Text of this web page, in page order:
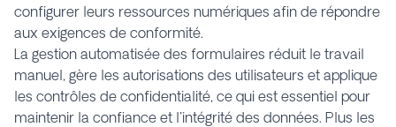
configurer leurs ressources numériques afin de répondre
aux exigences de conformité.
La gestion automatisée des formulaires réduit le travail
manuel, gère les autorisations des utilisateurs et applique
les contrôles de confidentialité, ce qui est essentiel pour
maintenir la confiance et l'intégrité des données. Plus les